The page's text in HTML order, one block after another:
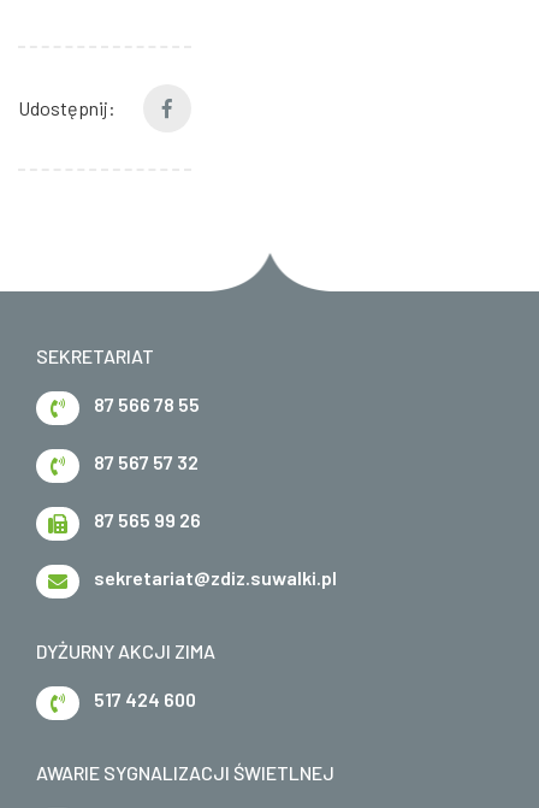
Udostępnij:
SEKRETARIAT
87 566 78 55
87 567 57 32
87 565 99 26
sekretariat@zdiz.suwalki.pl
DYŻURNY AKCJI ZIMA
517 424 600
AWARIE SYGNALIZACJI ŚWIETLNEJ